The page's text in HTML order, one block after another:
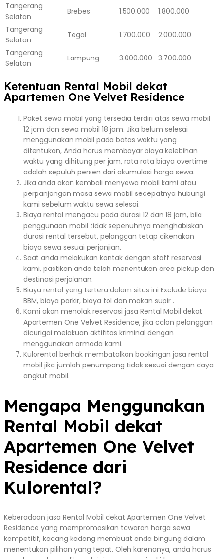
Tangerang
Selatan
Brebes 1.500.000
1.800.000
Tangerang
Selatan
Tegal 1.700.000
2.000.000
Tangerang
Selatan
Lampung 3.000.000 3.700.000
Ketentuan Rental Mobil dekat
Apartemen One Velvet Residence
Paket sewa mobil yang tersedia terdiri atas sewa mobil
12 jam dan sewa mobil 18 jam. Jika belum selesai
menggunakan mobil pada batas waktu yang
ditentukan, Anda harus membayar biaya kelebihan
waktu yang dihitung per jam, rata rata biaya overtime
adalah sepuluh persen dari akumulasi harga sewa.
Jika anda akan kembali menyewa mobil kami atau
perpanjangan masa sewa mobil secepatnya hubungi
kami sebelum waktu sewa selesai.
Biaya rental mengacu pada durasi 12 dan 18 jam, bila
penggunaan mobil tidak sepenuhnya menghabiskan
durasi rental tersebut, pelanggan tetap dikenakan
biaya sewa sesuai perjanjian.
Saat anda melakukan kontak dengan staff reservasi
kami, pastikan anda telah menentukan area pickup dan
destinasi perjalanan.
Biaya rental yang tertera dalam situs ini Exclude biaya
BBM, biaya parkir, biaya tol dan makan supir .
Kami akan menolak reservasi jasa Rental Mobil dekat
Apartemen One Velvet Residence, jika calon pelanggan
dicurigai melakuan aktifitas kriminal dengan
menggunakan armada kami.
Kulorental berhak membatalkan bookingan jasa rental
mobil jika jumlah penumpang tidak sesuai dengan daya
angkut mobil.
Mengapa Menggunakan
Rental Mobil dekat
Apartemen One Velvet
Residence dari
Kulorental?
Keberadaan jasa Rental Mobil dekat Apartemen One Velvet
Residence yang mempromosikan tawaran harga sewa
kompetitif, kadang kadang membuat anda bingung dalam
menentukan pilihan yang tepat. Oleh karenanya, anda harus